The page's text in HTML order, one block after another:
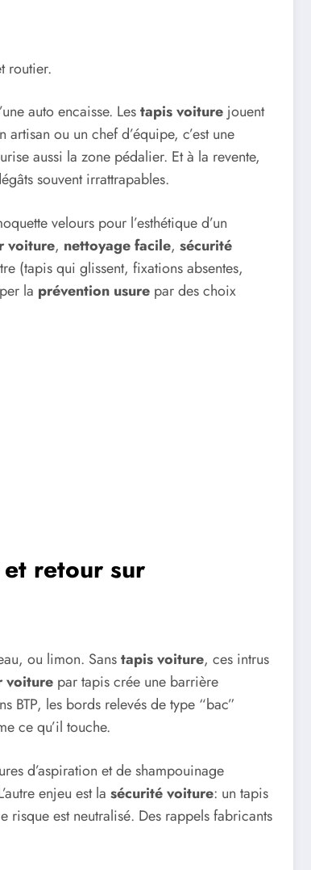
routier.
auto encaisse. Lestapis voiture jouent
ou un chef d’équipe, c’est une
aussi la zone pédalier. Et à la revente,
souvent irrattrapables.
velours pour l’esthétique d’un
voiture, nettoyage facile, sécurité
(tapis qui glissent, fixations absentes,
la prévention usure par des choix
retour sur
ou limon. Sanstapis voiture, ces intrus
voiture par tapis crée une barrière
BTP, les bords relevés de type “bac”
ce qu’il touche.
d’aspiration et de shampouinage
enjeu est la sécurité voiture: un tapis
risque est neutralisé. Des rappels fabricants